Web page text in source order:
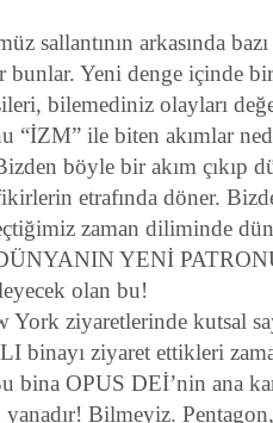
sallantının arkasında
bunlar. Yeni denge içinde
bilemediniz olayları
“İZM” ile biten akımlar
böyle bir akım çıkıp
etrafında döner.
zaman diliminde
DÜNYANIN YENİ
olan bu!
York ziyaretlerinde kutsal
ziyaret ettikleri
bina OPUS DEİ’nin ana
Bilmeyiz.